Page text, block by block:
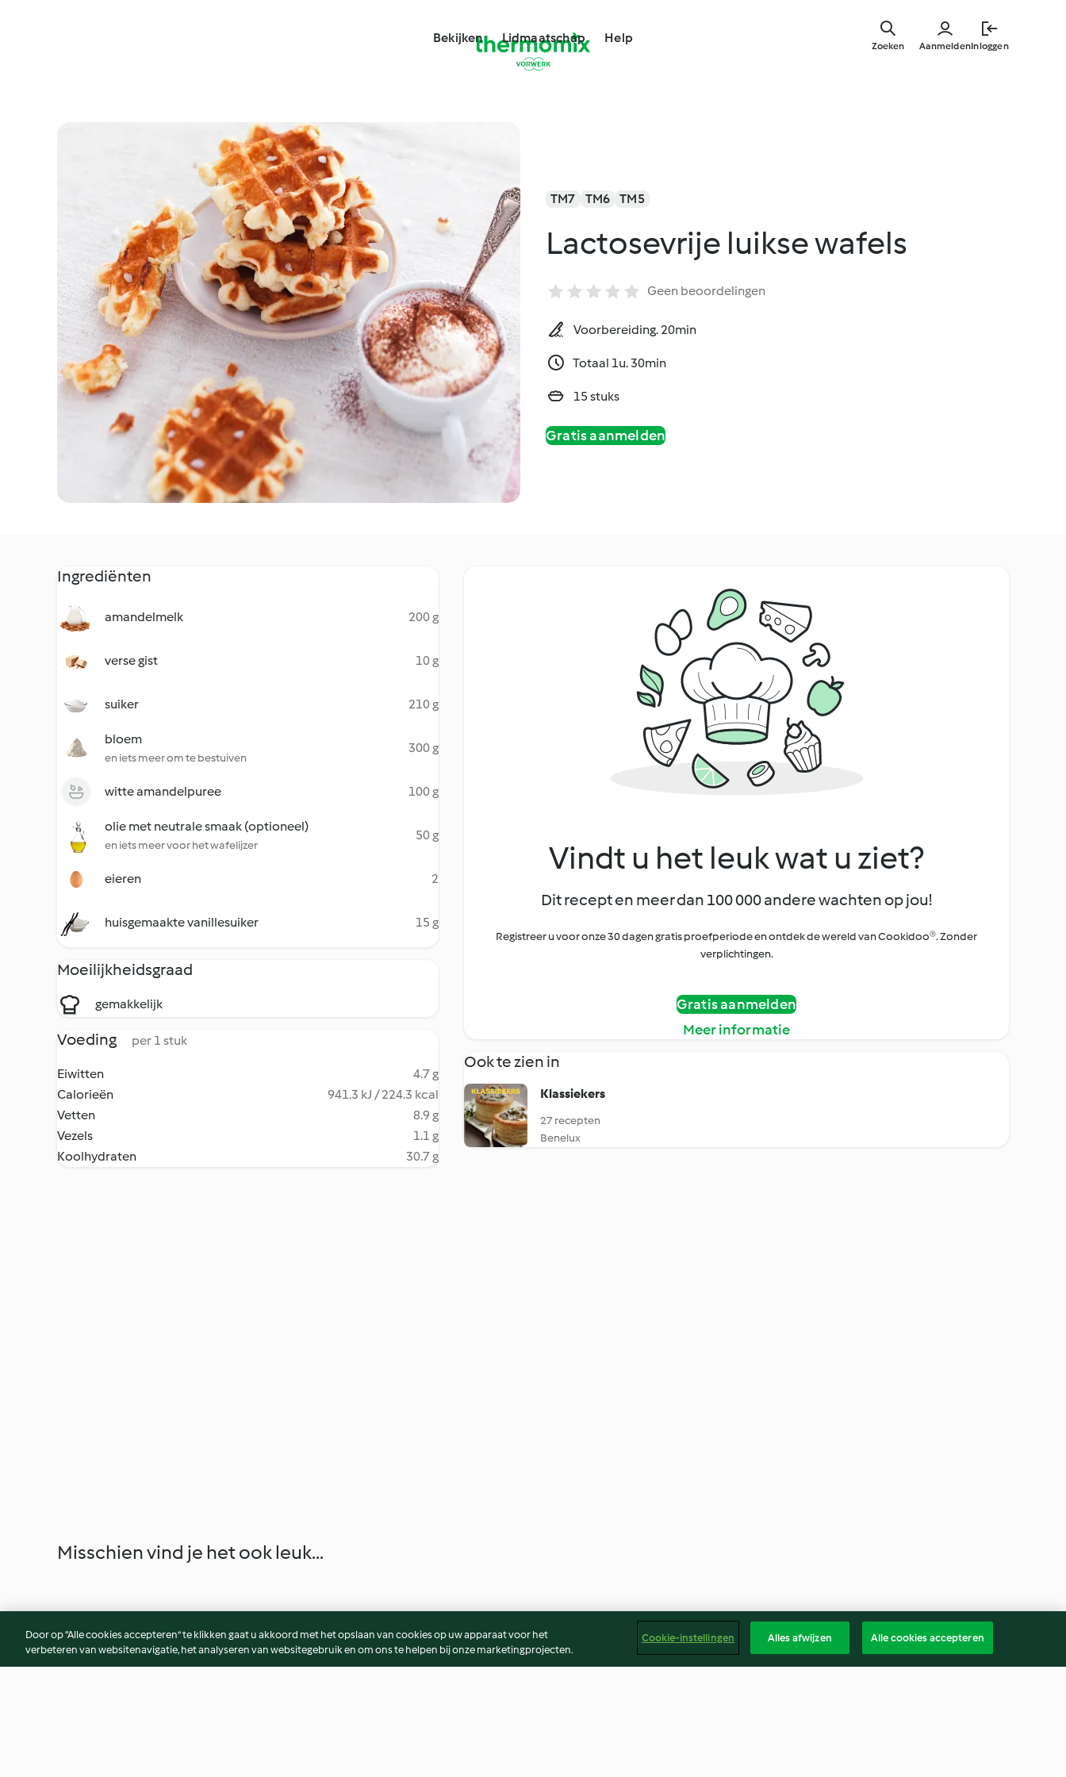
Bekijken Lidmaatschap Help
AanmeldenInloggen
Zoeken
TM7 TM6 TM5
Lactosevrije luikse wafels
Geen beoordelingen
Voorbereiding. 20min
Totaal 1u. 30min
15 stuks
Gratis aanmelden
Ingrediënten
amandelmelk 200 g
verse gist 10 g
suiker 210 g
bloem
en iets meer om te bestuiven
300 g
witte amandelpuree 100 g
olie met neutrale smaak (optioneel)
en iets meer voor het wafelijzer
50 g
eieren 2
huisgemaakte vanillesuiker 15 g
Moeilijkheidsgraad
gemakkelijk
Voeding per 1 stuk
Eiwitten
4.7 g
Calorieën
941.3 kJ / 224.3 kcal
Vetten
8.9 g
Vezels
1.1 g
Koolhydraten
30.7 g
Vindt u het leuk wat u ziet?
Dit recept en meer dan 100 000 andere wachten op jou!
Registreer u voor onze 30 dagen gratis proefperiode en ontdek de wereld van Cookidoo®. Zonder
verplichtingen.
Gratis aanmelden
Meer informatie
Ook te zien in
Klassiekers
27 recepten
Benelux
Misschien vind je het ook leuk...
Door op “Alle cookies accepteren” te klikken gaat u akkoord met het opslaan van cookies op uw apparaat voor het
verbeteren van websitenavigatie, het analyseren van websitegebruik en om ons te helpen bij onze marketingprojecten.
Cookie-instellingen Alles afwijzen Alle cookies accepteren